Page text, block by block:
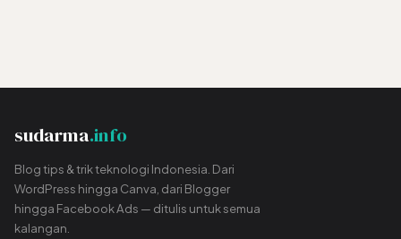
sudarma.info
Blog tips & trik teknologi Indonesia. Dari
WordPress hingga Canva, dari Blogger
hingga Facebook Ads — ditulis untuk semua
kalangan.